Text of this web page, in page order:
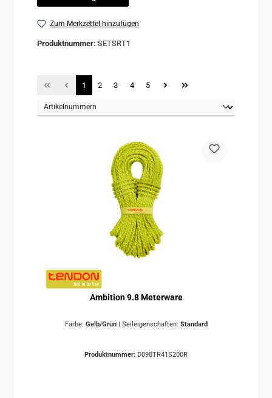
Zum Merkzettel hinzufügen
Produktnummer: SETSRT1
Seite
1 Seite
2 Seite
3 Seite
4 Seite
5
Ambition 9.8 Meterware
Farbe: Gelb/Grün Seileigenschaften: Standard
Produktnummer: D098TR41S200R